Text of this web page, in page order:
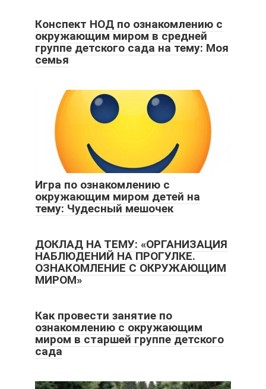
Конспект НОД по ознакомлению с
окружающим миром в средней
группе детского сада на тему: Моя
семья
Игра по ознакомлению с
окружающим миром детей на
тему: Чудесный мешочек
ДОКЛАД НА ТЕМУ: «ОРГАНИЗАЦИЯ
НАБЛЮДЕНИЙ НА ПРОГУЛКЕ.
ОЗНАКОМЛЕНИЕ С ОКРУЖАЮЩИМ
МИРОМ»
Как провести занятие по
ознакомлению с окружающим
миром в старшей группе детского
сада